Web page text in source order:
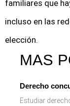
familiares que
incluso en las
elección.
MAS
Derecho
Estudiar